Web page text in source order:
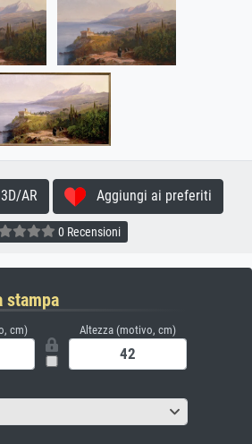
AR Aggiungi ai preferiti
0 Recensioni
stampa
cm) Altezza (motivo, cm)